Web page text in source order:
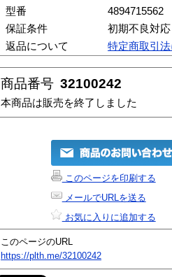
型番
4894715562
保証条件
初期不良対
返品について
特定商取引
商品番号 32100242
本商品は販売を終了しました
このページを印刷する
メールでURLを送る
お気に入りに追加する
このページのURL
https://plth.me/32100242